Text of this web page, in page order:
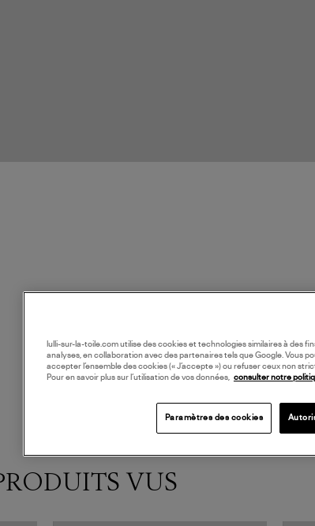
VUS
lulli-sur-la-toile.com utilise des cookies et technologies similaires à des
analyses, en collaboration avec des partenaires tels que Google. Vous
accepter l’ensemble des cookies (« J’accepte ») ou refuser ceux non
Pour en savoir plus sur l’utilisation de vos données, consulter notre
Paramètres des cookies